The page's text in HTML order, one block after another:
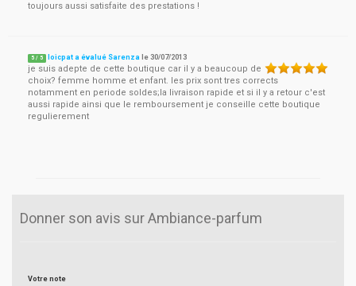
toujours aussi satisfaite des prestations !
5 / 5 loicpat a évalué Sarenza le30/07/2013
je suis adepte de cette boutique car il y a beaucoup de
choix? femme homme et enfant. les prix sont tres corrects
notamment en periode soldes;la livraison rapide et si il y a retour c'est
aussi rapide ainsi que le remboursement je conseille cette boutique
regulierement
Donner son avis sur Ambiance-parfum
Votre note